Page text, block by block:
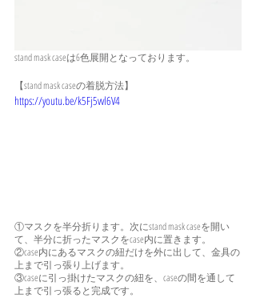
stand mask caseは6色展開となっております。
【stand mask caseの着脱方法】
https://youtu.be/k5Fj5vvl6V4
①マスクを半分折ります。次にstand mask caseを開い
て、半分に折ったマスクをcase内に置きます。
②case内にあるマスクの紐だけを外に出して、金具の
上まで引っ張り上げます。
③caseに引っ掛けたマスクの紐を、caseの間を通して
上まで引っ張ると完成です。